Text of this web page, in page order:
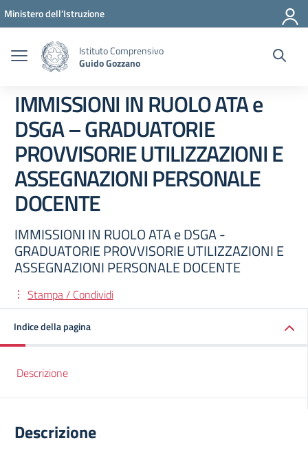
Vai ai contenuti
Vai al menu di navigazione
Vai al footer
Ministero dell'Istruzione
Istituto Comprensivo
Guido Gozzano
IMMISSIONI IN RUOLO ATA e
DSGA – GRADUATORIE
PROVVISORIE UTILIZZAZIONI E
ASSEGNAZIONI PERSONALE
DOCENTE
IMMISSIONI IN RUOLO ATA e DSGA -
GRADUATORIE PROVVISORIE UTILIZZAZIONI E
ASSEGNAZIONI PERSONALE DOCENTE
Stampa / Condividi
Indice della pagina
Descrizione
Descrizione